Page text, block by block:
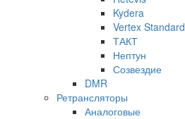
Kydera
Vertex Standard
ТАКТ
Нептун
Созвездие
DMR
Ретрансляторы
Аналоговые